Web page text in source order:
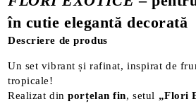
în cutie elegantă decorată
Descriere de produs
Un set vibrant și rafinat, inspirat de
tropicale!
Realizat dinporțelan fin, setul „Flori